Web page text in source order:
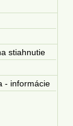
stiahnutie
- informácie